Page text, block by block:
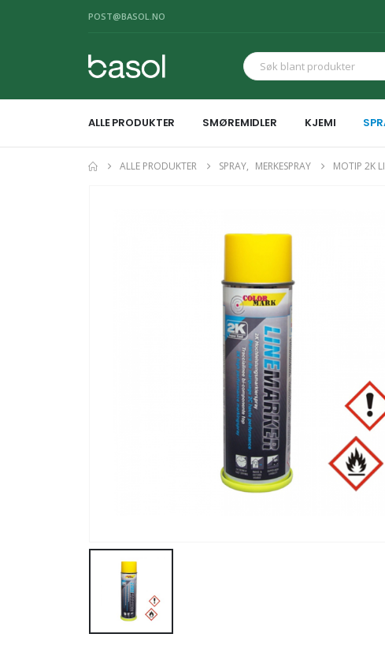
POST@BASOL.NO
ALLE PRODUKTER SMØREMIDLER KJEMI
ALLE PRODUKTER SPRAY, MERKESPRAY MOTIP 2K